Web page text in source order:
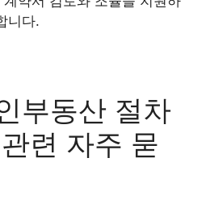
니다.
부동산 절차
련 자주 묻